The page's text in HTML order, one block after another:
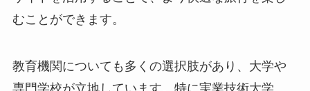
むことができます。
専門学校が立地しています。特に実業技術大学